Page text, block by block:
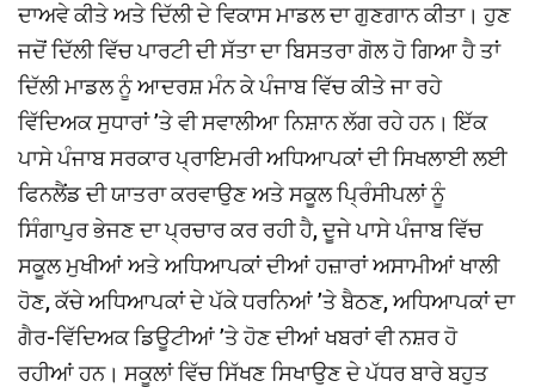
ਦਾਅਵੇ ਕੀਤੇ ਅਤੇ ਦਿੱਲੀ ਦੇ ਵਿਕਾਸ ਮਾਡਲ ਦਾ ਗੁਣਗਾਨ ਕੀਤਾ। ਹੁਣ
ਜਦੋਂ ਦਿੱਲੀ ਵਿੱਚ ਪਾਰਟੀ ਦੀ ਸੱਤਾ ਦਾ ਬਿਸਤਰਾ ਗੋਲ ਹੋ ਗਿਆ ਹੈ ਤਾਂ
ਦਿੱਲੀ ਮਾਡਲ ਨੂੰ ਆਦਰਸ਼ ਮੰਨ ਕੇ ਪੰਜਾਬ ਵਿੱਚ ਕੀਤੇ ਜਾ ਰਹੇ
ਵਿੱਦਿਅਕ ਸੁਧਾਰਾਂ ’ਤੇ ਵੀ ਸਵਾਲੀਆ ਨਿਸ਼ਾਨ ਲੱਗ ਰਹੇ ਹਨ। ਇੱਕ
ਪਾਸੇ ਪੰਜਾਬ ਸਰਕਾਰ ਪ੍ਰਾਇਮਰੀ ਅਧਿਆਪਕਾਂ ਦੀ ਸਿਖਲਾਈ ਲਈ
ਫਿਨਲੈਂਡ ਦੀ ਯਾਤਰਾ ਕਰਵਾਉਣ ਅਤੇ ਸਕੂਲ ਪ੍ਰਿੰਸੀਪਲਾਂ ਨੂੰ
ਸਿੰਗਾਪੁਰ ਭੇਜਣ ਦਾ ਪ੍ਰਚਾਰ ਕਰ ਰਹੀ ਹੈ, ਦੂਜੇ ਪਾਸੇ ਪੰਜਾਬ ਵਿੱਚ
ਸਕੂਲ ਮੁਖੀਆਂ ਅਤੇ ਅਧਿਆਪਕਾਂ ਦੀਆਂ ਹਜ਼ਾਰਾਂ ਅਸਾਮੀਆਂ ਖਾਲੀ
ਹੋਣ, ਕੱਚੇ ਅਧਿਆਪਕਾਂ ਦੇ ਪੱਕੇ ਧਰਨਿਆਂ ’ਤੇ ਬੈਠਣ, ਅਧਿਆਪਕਾਂ ਦਾ
ਗੈਰ-ਵਿੱਦਿਅਕ ਡਿਊਟੀਆਂ ’ਤੇ ਹੋਣ ਦੀਆਂ ਖਬਰਾਂ ਵੀ ਨਸ਼ਰ ਹੋ
ਰਹੀਆਂ ਹਨ। ਸਕੂਲਾਂ ਵਿੱਚ ਸਿੱਖਣ ਸਿਖਾਉਣ ਦੇ ਪੱਧਰ ਬਾਰੇ ਬਹੁਤ